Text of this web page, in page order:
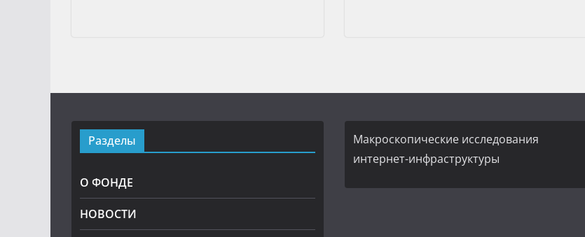
Разделы
О ФОНДЕ
НОВОСТИ
Макроскопические исследования
интернет-инфраструктуры